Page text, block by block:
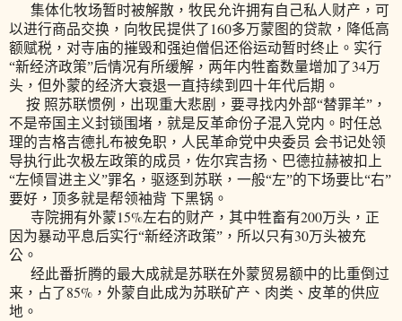
集体化牧场暂时被解散，牧民允许拥有自己私人财产，可
以进行商品交换，向牧民提供了 160多万蒙图的贷款，降低高
额赋税，对寺庙的摧毁和强迫僧侣还俗运动暂时终止。实行
“新经济政策”后情况有所缓解，两年内牲畜数量增加了34万
头，但外蒙的经济大衰退一直持续到四十年代后期。
按 照苏联惯例，出现重大悲剧，要寻找内外部“替罪羊”，
不是帝国主义封锁围堵，就是反革命份子混入党内。时任总
理的吉格吉德扎布被免职，人民革命党中央委员 会书记处领
导执行此次极左政策的成员，佐尔宾吉扬、巴德拉赫被扣上
“左倾冒进主义”罪名，驱逐到苏联，一般“左”的下场要比“右”
要好，顶多就是帮领袖背 下黑锅。
寺院拥有外蒙15%左右的财产，其中牲畜有200万头，正
因为暴动平息后实行“新经济政策”，所以只有30万头被充
公。
经此番折腾的最大成就是苏联在外蒙贸易额中的比重倒过
来，占了85% ，外蒙自此成为苏联矿产、肉类、皮革的供应
地。